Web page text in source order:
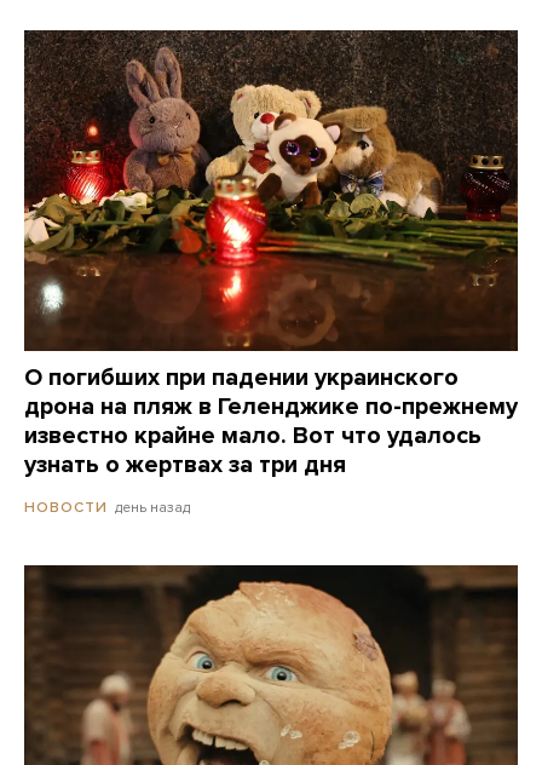
О погибших при падении украинского
дрона на пляж в Геленджике по-прежнему
известно крайне мало. Вот что удалось
узнать о жертвах за три дня
НОВОСТИ день назад